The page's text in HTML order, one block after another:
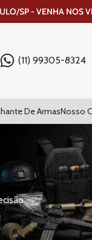
SP - VENHA NOS
(11) 99305-8324
De ArmasNosso